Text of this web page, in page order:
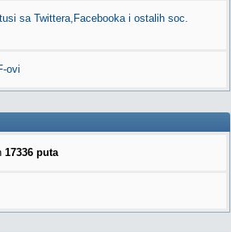
sa Twittera,Facebooka i ostalih soc.
ovi
17336 puta